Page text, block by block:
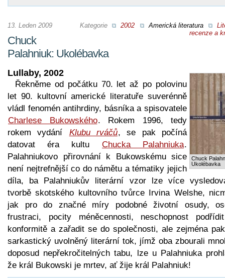
Kategorie 2002 Americká literatura
recenze a
13. Leden 2009
Chuck
Palahniuk: Ukolébavka
Chuck
Ukolébavka
Lullaby, 2002
Řekněme od počátku 70. let až po polovinu
let 90. kultovní americké literatuře suverénně
vládl fenomén antihrdiny, básníka a spisovatele
Charlese Bukowského. Rokem 1996, tedy
rokem vydání Klubu rváčů, se pak počíná
datovat éra kultu Chucka Palahniuka.
Palahniukovo přirovnání k Bukowskému sice
není nejtrefnější co do námětu a tématiky jejich
díla, ba Palahniukův literární vzor lze více
tvorbě skotského kultovního tvůrce Irvina Welshe,
jak pro do značné míry podobné životní osudy,
frustraci, pocity méněcennosti, neschopnost
konformitě a zařadit se do společnosti, ale zejména
sarkastický uvolněný literární tok, jímž oba zbourali
doposud nepřekročitelných tabu, lze u Palahniuka
že král Bukowski je mrtev, ať žije král Palahniuk!